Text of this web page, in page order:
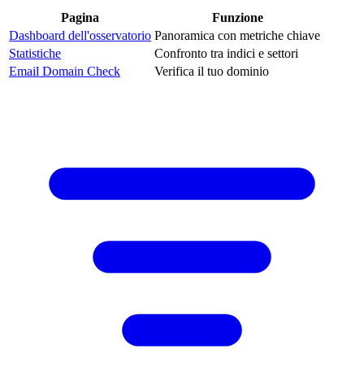
Pagina
Funzione
Dashboard dell'osservatorio Panoramica con metriche chiave
Statistiche
Confronto tra indici e settori
Email Domain Check
Verifica il tuo dominio